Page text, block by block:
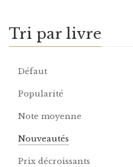
Tri par livre
Défaut
Popularité
Note moyenne
Nouveautés
Prix décroissants